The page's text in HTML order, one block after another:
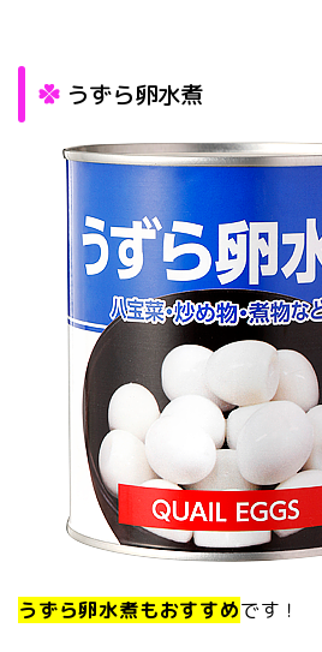
うずら卵水煮
うずら卵水煮もおすすめです！